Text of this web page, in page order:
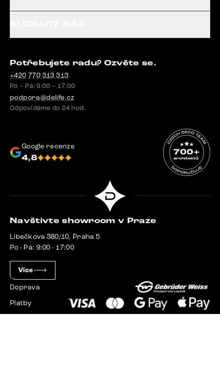
Potřebujete radu? Ozvěte se.
+420 770 313 313
Po – Pá: 9:00 – 17:00
podpora@delife.cz
Odpovídáme do 24 hod.
Google recenze
4,8
Navštivte showroom v Praze
Libečkova 380/10, Praha 5
Po - Pá: 9:00 - 17:00
Více
Doprava
Platby